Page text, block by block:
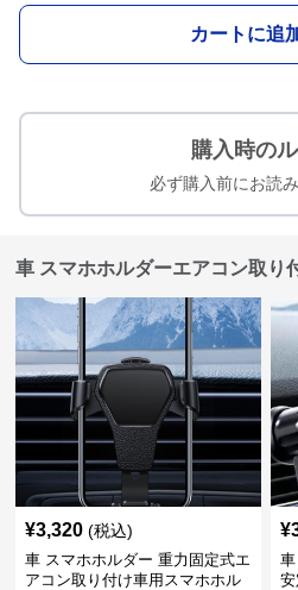
カートに追
購入時の
必ず購入前にお読
車 スマホホルダーエアコン取り
¥3,320 (税込)
車 スマホホルダー 重力固定式エ
アコン取り付け車用スマホホル
¥